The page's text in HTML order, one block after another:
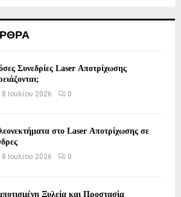
Συνεδρίες Laser Αποτρίχωσης
8 Ιουλίου 2026 0
στο Laser Αποτρίχωσης σε
8 Ιουλίου 2026 0
Ξυλεία και Προστασία